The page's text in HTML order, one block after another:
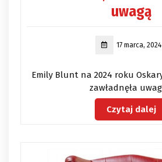
uwagą
17 marca, 2024
Emily Blunt na 2024 roku
zawładnęła
Czytaj dalej